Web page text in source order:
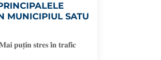
MUNICIPIUL SATU
𝐩𝐮𝐭̦𝐢𝐧 𝐬𝐭𝐫𝐞𝐬 𝐢̂𝐧 𝐭𝐫𝐚𝐟𝐢𝐜